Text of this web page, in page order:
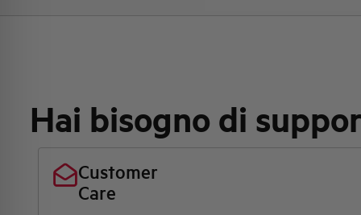
Hai bisogno di
Customer
Care